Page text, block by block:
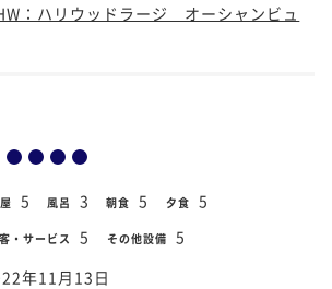
：ハリウッドラージ オーシャンビュ
5 風呂 3 朝食 5 夕食 5
・サービス 5 その他設備 5
年11月13日